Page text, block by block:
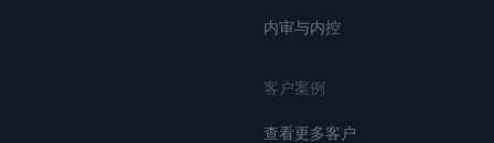
内审与内控
客户案例
查看更多客户